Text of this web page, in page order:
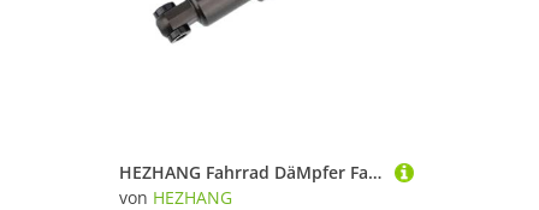
HEZHANG Fahrrad DäMpfer Fahrrad Hinten Stoßdämpfer 125/150/165/190mm Mountainbike Öl Frühling Stoßdämpfer(165mm x 1000lbs)
von HEZHANG